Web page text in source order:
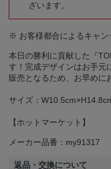
ざいます。
※ お客様都合によるキャン
本日の勝利に貢献した『
す！完成デザインはお手元
販売となるため、お早めに
サイズ：
【ホットマーケット】
メーカー品番：my91317
返品・交換について